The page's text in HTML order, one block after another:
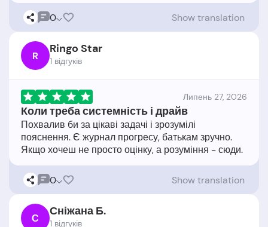
0 Show translation
R Ringo Star
1 відгукiв
Липень 27, 2026
Коли треба системність і драйв
Похвалив би за цікаві задачі і зрозумілі
пояснення. Є журнал прогресу, батькам зручно.
0 Show translation
С Сніжана Б.
1 відгукiв